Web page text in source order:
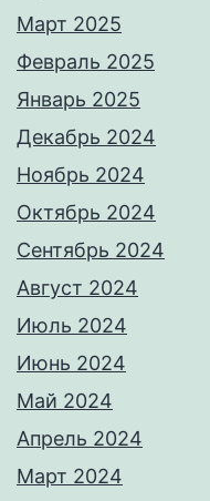
Март 2025
Февраль 2025
Январь 2025
Декабрь 2024
Ноябрь 2024
Октябрь 2024
Сентябрь 2024
Август 2024
Июль 2024
Июнь 2024
Май 2024
Апрель 2024
Март 2024